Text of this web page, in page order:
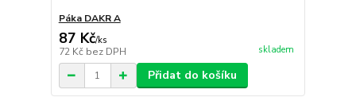
Páka DAKR A
87 Kč/ks
72 Kč bez DPH skladem
Přidat do košíku